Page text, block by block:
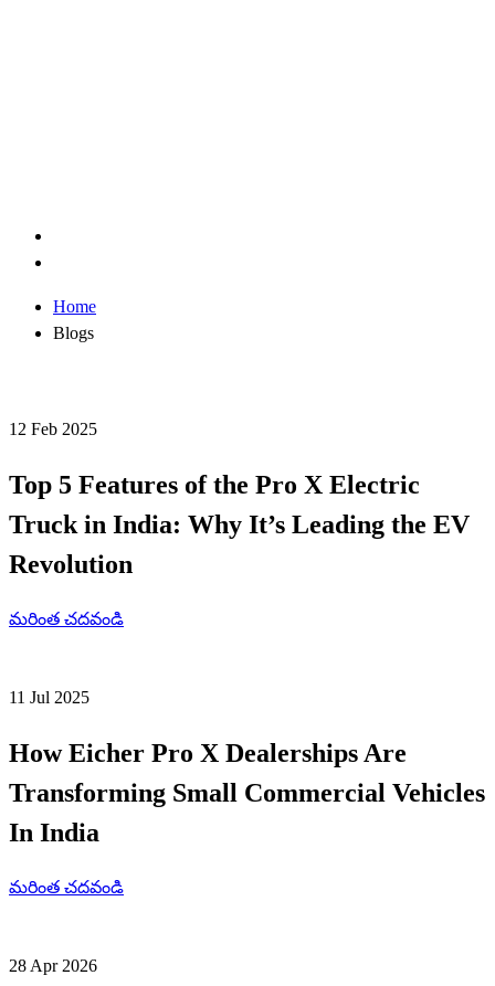
Home
Blogs
12 Feb 2025
Top 5 Features of the Pro X Electric
Truck in India: Why It’s Leading the EV
Revolution
మరింత చదవండి
11 Jul 2025
How Eicher Pro X Dealerships Are
Transforming Small Commercial Vehicles
In India
మరింత చదవండి
28 Apr 2026